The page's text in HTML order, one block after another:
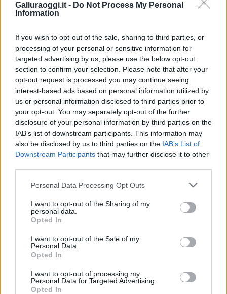
Galluraoggi.it - Do Not Process My Personal
Information
If you wish to opt-out of the sale, sharing to third parties, or
processing of your personal or sensitive information for
targeted advertising by us, please use the below opt-out
section to confirm your selection. Please note that after your
opt-out request is processed you may continue seeing
interest-based ads based on personal information utilized by
us or personal information disclosed to third parties prior to
your opt-out. You may separately opt-out of the further
disclosure of your personal information by third parties on the
IAB’s list of downstream participants. This information may
also be disclosed by us to third parties on the IAB’s List of
Downstream Participants that may further disclose it to other
Please note that this website/app uses one or more Google
not limited to your visit or usage behaviour. You may click to
grant or deny consent to Google and its third-party tags to
use your data for below specified purposes in below Google
consent section.
Personal Data Processing Opt Outs
I want to opt-out of the Sharing of my
personal data.
Opted In
I want to opt-out of the Sale of my
Personal Data.
Opted In
I want to opt-out of processing my
Personal Data for Targeted Advertising.
Opted In
Vuoi rimuovere le pubblicità nazionali?
Puoi abbonarti asoli € 1,10 al mese
cliccandoqui
Sei già abbonato?
Puoi effettuare l'accesso andando nella
sezioneLogindal menù del sito o
cliccandoqui
TEMI: Guardia Di Finanza Olbia Usura Olbia
i tuoi video e le tue foto